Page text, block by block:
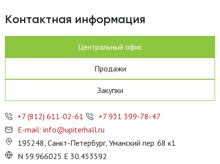
Контактная информация
Центральный офис
Продажи
Закупки
+7 (812) 611-02-61
+7 931 399-78-47
E-mail: info@upiterhall.ru
195248, Санкт-Петербург, Уманский пер. 68 к1
N 59.966025 E 30.453592